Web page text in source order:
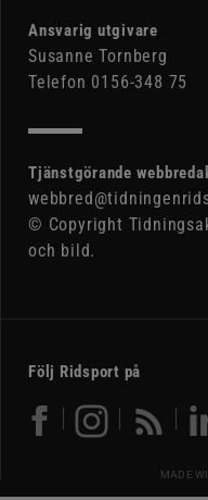
Ansvarig utgivare
Susanne Tornberg
Telefon 0156-348 75
Tjänstgörande
© Copyright
och bild.
Följ Ridsport på
MADE